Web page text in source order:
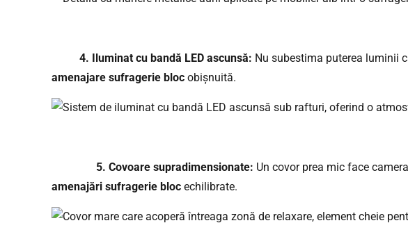
4. Iluminat cu bandă LED ascunsă: Nu subestima puterea luminii
amenajare sufragerie bloc obișnuită.
5. Covoare supradimensionate: Un covor prea mic face
amenajări sufragerie bloc echilibrate.